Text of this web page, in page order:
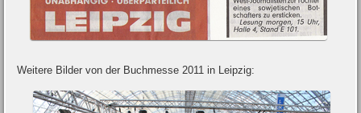
Weitere Bilder von der Buchmesse 2011 in Leipzig: